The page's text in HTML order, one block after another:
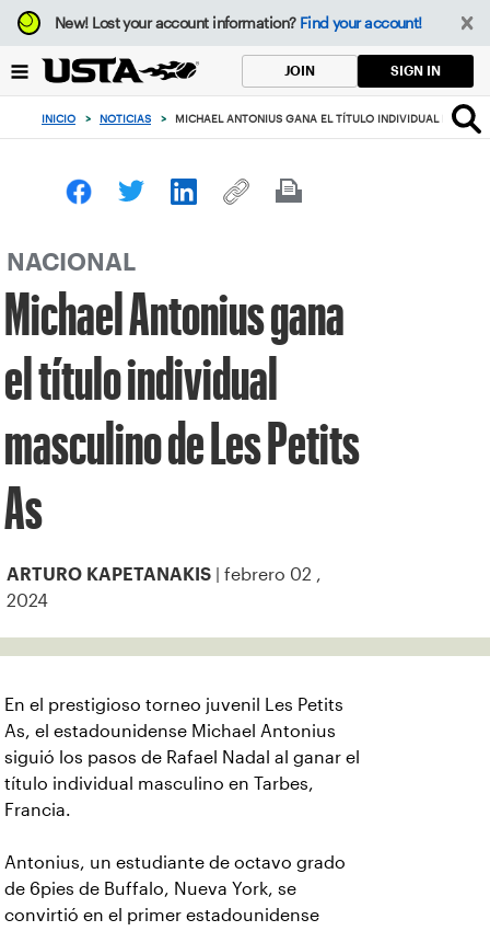
Enfoque
desde
botón
volver
principio
New!Lost your account information? Find your account!
JOIN SIGN IN
INICIO > NOTICIAS > MICHAEL ANTONIUS GANA EL TÍTULO INDIVIDUAL
NACIONAL
Michael Antonius gana
el título individual
masculino de Les Petits
As
ARTURO KAPETANAKIS
| febrero 02 ,
2024
En el prestigioso torneo juvenil Les Petits
As, el estadounidense Michael Antonius
siguió los pasos de Rafael Nadal al ganar el
título individual masculino en Tarbes,
Francia.
Antonius, un estudiante de octavo grado
de 6pies de Buffalo, Nueva York, se
convirtió en el primer estadounidense